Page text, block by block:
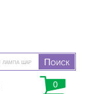
0